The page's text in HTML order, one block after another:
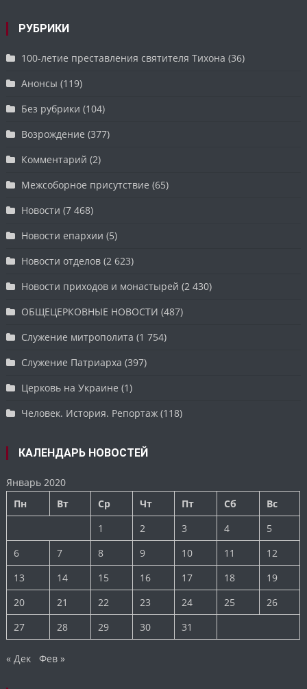
РУБРИКИ
100-летие преставления святителя Тихона (36)
Анонсы (119)
Без рубрики (104)
Возрождение (377)
Комментарий (2)
Межсоборное присутствие (65)
Новости (7 468)
Новости епархии (5)
Новости отделов (2 623)
Новости приходов и монастырей (2 430)
ОБЩЕЦЕРКОВНЫЕ НОВОСТИ (487)
Служение митрополита (1 754)
Служение Патриарха (397)
Церковь на Украине (1)
Человек. История. Репортаж (118)
КАЛЕНДАРЬ НОВОСТЕЙ
Январь 2020
Пн
Вт Ср Чт Пт Сб
Вс
1
2 3 4
5
6
7 8 9 10 11
12
13
14 15 16 17 18
19
20
21 22 23 24 25
26
27
28 29 30 31
« Дек Фев »